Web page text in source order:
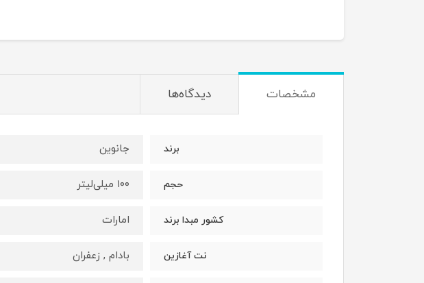
مشخصات دیدگاه‌ها
برند جانوین
حجم ۱۰۰ میلی‌لیتر
کشور مبدا برند امارات
نت آغازین بادام , زعفران